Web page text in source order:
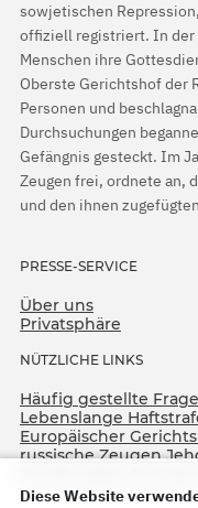
sowjetischen
offiziell registriert. In der
Menschen ihre
Oberste Gerichtshof der
Personen und
Durchsuchungen
Gefängnis gesteckt. Im
Zeugen frei, ordnete an,
und den ihnen
PRESSE-SERVICE
Über uns
Privatsphäre
NÜTZLICHE LINKS
Häufig gestellte
Lebenslange
Europäischer
russische Zeugen
Diese Website